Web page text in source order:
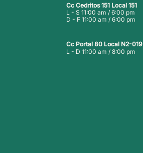
Cc Cedritos 151 Local 151
L - S 11:00 am / 6:00 pm
D - F 11:00 am / 6:00 pm
Cc Portal 80 Local N2-019
L - D 11:00 am / 8:00 pm